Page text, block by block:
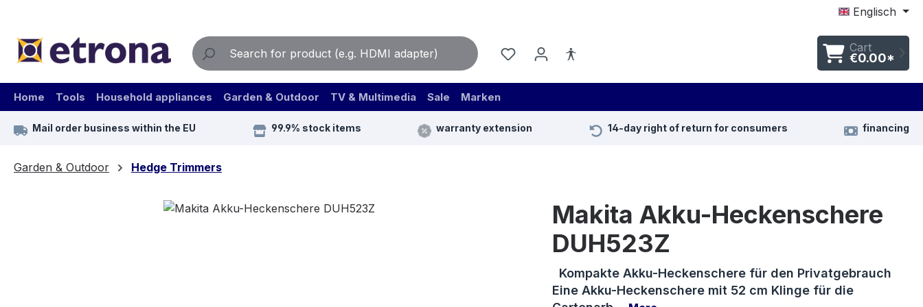
Englisch
Cart
€0.00*
Home Tools Household appliances Garden & Outdoor TV & Multimedia Sale Marken
Mail order business within the EU 99.9% stock items warranty extension 14-day right of return for consumers financing
Garden & Outdoor Hedge Trimmers
Makita Akku-Heckenschere
DUH523Z
Kompakte Akku-Heckenschere für den Privatgebrauch
Eine Akku-Heckenschere mit 52 cm Klinge für die